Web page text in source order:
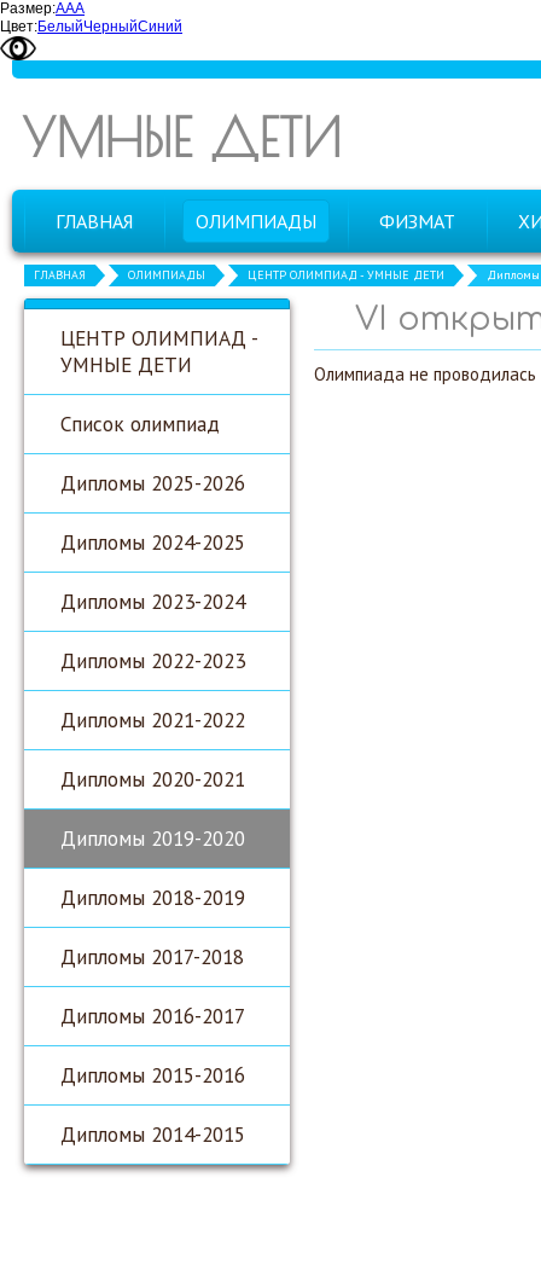
Размер:ААА
Цвет:БелыйЧерныйСиний
УМНЫЕ ДЕТИ
ГЛАВНАЯ ОЛИМПИАДЫ ФИЗМАТ
ГЛАВНАЯ ОЛИМПИАДЫ ЦЕНТР ОЛИМПИАД - УМНЫЕ ДЕТИ Дипломы
ЦЕНТР ОЛИМПИАД -
УМНЫЕ ДЕТИ
Список олимпиад
Дипломы 2025-2026
Дипломы 2024-2025
Дипломы 2023-2024
Дипломы 2022-2023
Дипломы 2021-2022
Дипломы 2020-2021
Дипломы 2019-2020
Дипломы 2018-2019
Дипломы 2017-2018
Дипломы 2016-2017
Дипломы 2015-2016
Дипломы 2014-2015
VI
Олимпиада не